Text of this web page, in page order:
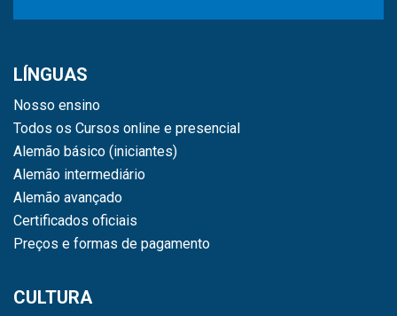
LÍNGUAS
Nosso ensino
Todos os Cursos online e presencial
Alemão básico (iniciantes)
Alemão intermediário
Alemão avançado
Certificados oficiais
Preços e formas de pagamento
CULTURA